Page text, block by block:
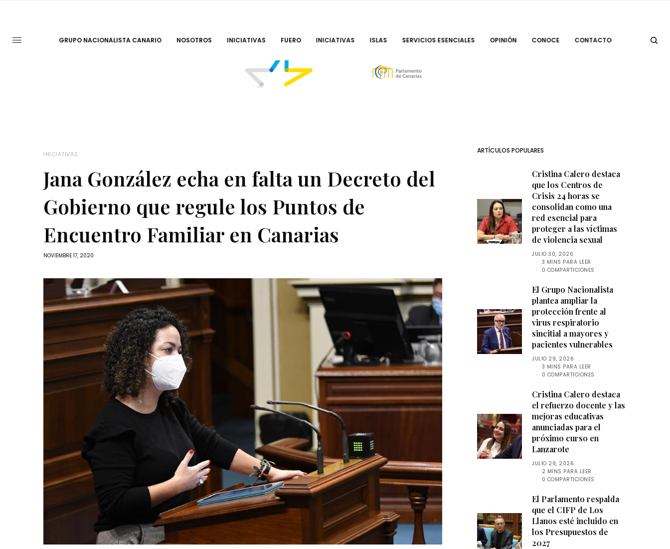
GRUPO NACIONALISTA CANARIO NOSOTROS INICIATIVAS FUERO INICIATIVAS ISLAS SERVICIOS ESENCIALES OPINIÓN CONOCE CONTACTO
INICIATIVAS
Jana González echa en falta un Decreto del
Gobierno que regule los Puntos de
Encuentro Familiar en Canarias
NOVIEMBRE 17, 2020
ARTÍCULOS POPULARES
Cristina Calero destaca
que los Centros de
Crisis 24 horas se
consolidan como una
red esencial para
proteger a las víctimas
de violencia sexual
JULIO 30, 2026
3 MINS PARA LEER
0 COMPARTICIONES
El Grupo Nacionalista
plantea ampliar la
protección frente al
virus respiratorio
sincitial a mayores y
pacientes vulnerables
JULIO 29, 2026
3 MINS PARA LEER
0 COMPARTICIONES
Cristina Calero destaca
el refuerzo docente y las
mejoras educativas
anunciadas para el
próximo curso en
Lanzarote
JULIO 29, 2026
2 MINS PARA LEER
0 COMPARTICIONES
El Parlamento respalda
que el CIFP de Los
Llanos esté incluido en
los Presupuestos de
2027